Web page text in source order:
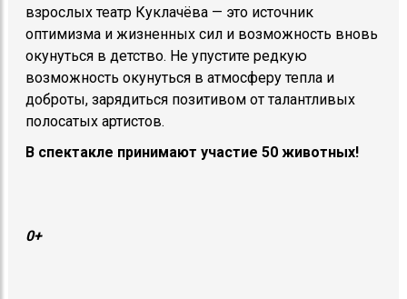
взрослых театр Куклачёва — это источник
оптимизма и жизненных сил и возможность вновь
окунуться в детство. Не упустите редкую
возможность окунуться в атмосферу тепла и
доброты, зарядиться позитивом от талантливых
полосатых артистов.
В спектакле принимают участие 50 животных!
0+